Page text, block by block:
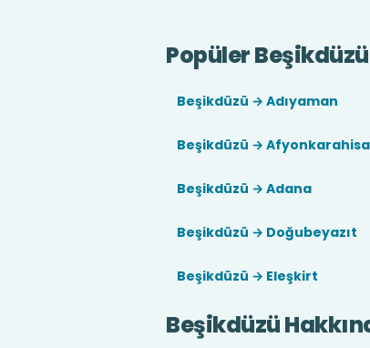
Popüler
Beşikdüzü → Adıyaman
Beşikdüzü →
Beşikdüzü → Adana
Beşikdüzü → Doğubeyazıt
Beşikdüzü → Eleşkirt
Beşikdüzü